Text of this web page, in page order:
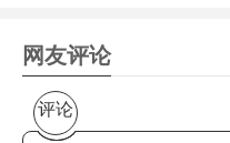
网友评论
评论